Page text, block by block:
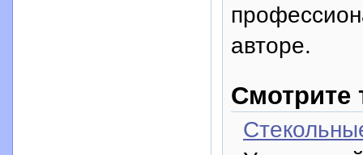
авторе.
Смотрите